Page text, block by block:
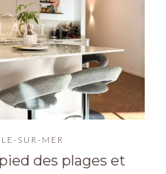
SUR-MER
des plages et